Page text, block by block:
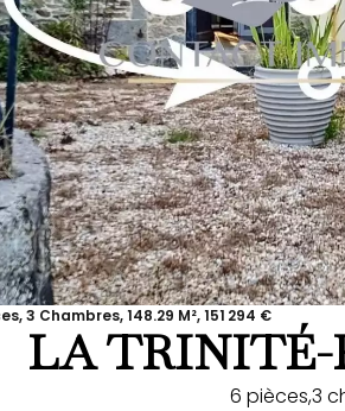
3 Chambres, 148.29 M², 151 294 €
LA TRINITÉ-
6 pièces,3